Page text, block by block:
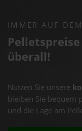
IMMER AUF
überall!
Nutzen Sie unsere
bleiben Sie bequem
und die Lage am